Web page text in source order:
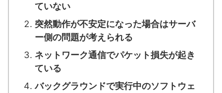
ていない
突然動作が不安定になった場合はサーバ
ー側の問題が考えられる
ネットワーク通信でパケット損失が起き
ている
バックグラウンドで実行中のソフトウェ